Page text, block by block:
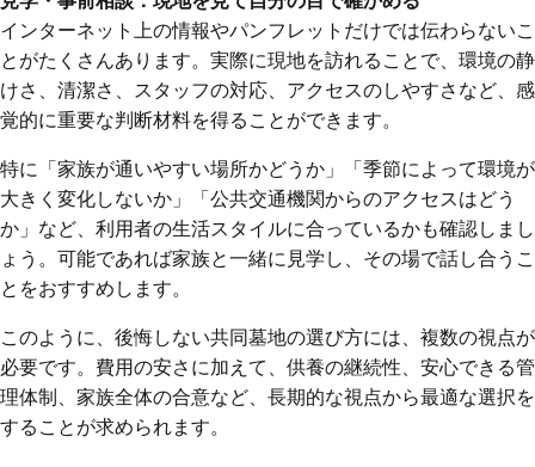
インターネット上の情報やパンフレットだけでは伝わらないこ
とがたくさんあります。実際に現地を訪れることで、環境の静
けさ、清潔さ、スタッフの対応、アクセスのしやすさなど、感
覚的に重要な判断材料を得ることができます。
特に「家族が通いやすい場所かどうか」「季節によって環境が
大きく変化しないか」「公共交通機関からのアクセスはどう
か」など、利用者の生活スタイルに合っているかも確認しまし
ょう。可能であれば家族と一緒に見学し、その場で話し合うこ
とをおすすめします。
このように、後悔しない共同墓地の選び方には、複数の視点が
必要です。費用の安さに加えて、供養の継続性、安心できる管
理体制、家族全体の合意など、長期的な視点から最適な選択を
することが求められます。